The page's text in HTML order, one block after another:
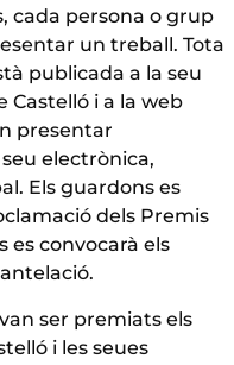
cada persona o grup
un treball. Tota
publicada a la seu
Castelló i a la web
presentar
electrònica,
Els guardons es
dels Premis
es convocarà els
ser premiats els
i les seues